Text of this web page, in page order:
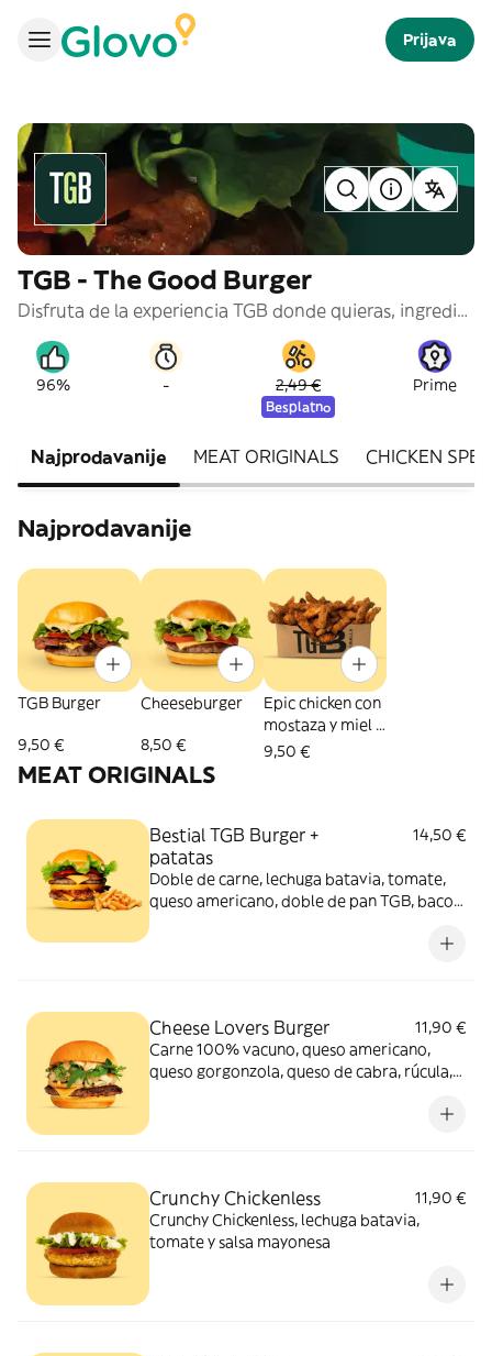
Prijava
TGB - The Good Burger
Disfruta de la experiencia TGB donde quieras, ingredientes frescos y naturales ahora con nuestras burgers más grandes y con la calidad de siempre ¡Vamos con todo!
96% - 2,49 €
Besplatno
Prime
Najprodavanije MEAT ORIGINALS CHICKEN
Najprodavanije
TGB Burger
9,50 €
Cheeseburger
8,50 €
Epic chicken con
mostaza y miel -
Medianos
9,50 €
MEAT ORIGINALS
Bestial TGB Burger +
patatas
14,50 €
Doble de carne, lechuga batavia, tomate,
queso americano, doble de pan TGB, bacon
Cheese Lovers Burger
11,90 €
Carne 100% vacuno, queso americano,
queso gorgonzola, queso de cabra, rúcula,
Crunchy Chickenless
11,90 €
Crunchy Chickenless, lechuga batavia,
tomate y salsa mayonesa